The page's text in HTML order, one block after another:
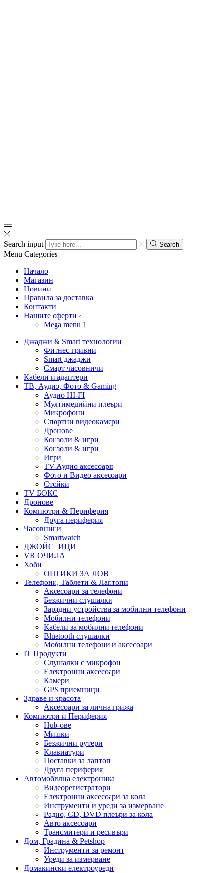
Search input Search
Menu Categories
Начало
Магазин
Новини
Правила за доставка
Контакти
Нашите оферти
Mega menu 1
Джаджи & Smart технологии
Фитнес гривни
Smart джаджи
Смарт часовничи
Кабели и адаптери
ТВ, Аудио, Фото & Gaming
Аудио HI-FI
Мултимедийни плеъри
Микрофони
Спортни видеокамери
Дронове
Конзоли & игри
Конзоли & игри
Игри
TV-Аудио аксесоари
Фото и Видео аксесоари
Стойки
TV БОКС
Дронове
Компютри & Периферия
Друга периферия
Часовници
Smartwatch
ДЖОЙСТИЦИ
VR ОЧИЛА
Хоби
ОПТИКИ ЗА ЛОВ
Телефони, Таблети & Лаптопи
Аксесоари за телефони
Безжични слушалки
Зарядни устройства за мобилни телефони
Мобилни телефони
Кабели за мобилни телефони
Bluetooth слушалки
Мобилни телефони и аксесоари
IT Продукти
Слушалки с микрофон
Електронни аксесоари
Камери
GPS приемници
Здраве и красота
Аксесоари за лична грижа
Компютри и Периферия
Hub-ове
Мишки
Безжични рутери
Клавиатури
Поставки за лаптоп
Друга периферия
Автомобилна електроника
Видеорегистратори
Електронни аксесоари за кола
Инструменти и уреди за измерване
Радио, CD, DVD плеъри за кола
Авто аксесоари
Трансмитери и ресивъри
Дом, Градина & Petshop
Инструменти за ремонт
Уреди за измерване
Домакински електроуреди